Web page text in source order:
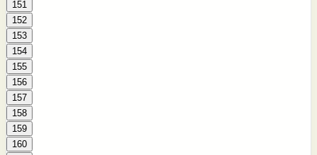
151
152
153
154
155
156
157
158
159
160